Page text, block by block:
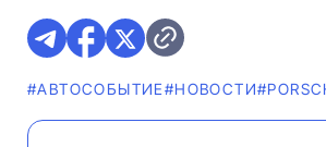
#АВТОСОБЫТИЕ#НОВОСТИ